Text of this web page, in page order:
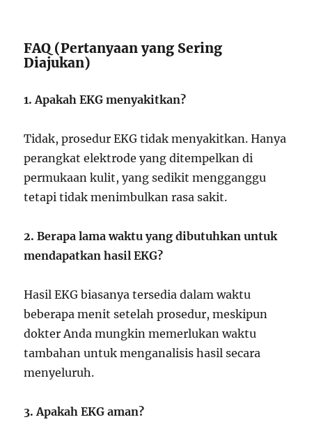
FAQ (Pertanyaan yang Sering
Diajukan)
1. Apakah EKG menyakitkan?
Tidak, prosedur EKG tidak menyakitkan. Hanya
perangkat elektrode yang ditempelkan di
permukaan kulit, yang sedikit mengganggu
tetapi tidak menimbulkan rasa sakit.
2. Berapa lama waktu yang dibutuhkan untuk
mendapatkan hasil EKG?
Hasil EKG biasanya tersedia dalam waktu
beberapa menit setelah prosedur, meskipun
dokter Anda mungkin memerlukan waktu
tambahan untuk menganalisis hasil secara
menyeluruh.
3. Apakah EKG aman?